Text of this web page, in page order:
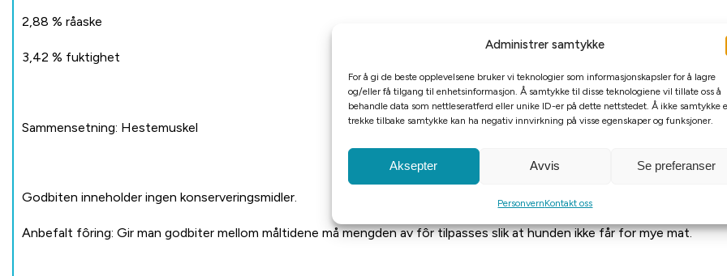
Administrer samtykke
For å gi de beste opplevelsene bruker vi teknologier som informasjonskapsler for å lagre
og/eller få tilgang til enhetsinformasjon. Å samtykke til disse teknologiene vil tillate oss å
behandle data som nettleseratferd eller unike ID-er på dette nettstedet. Å ikke samtykke
trekke tilbake samtykke kan ha negativ innvirkning på visse egenskaper og funksjoner.
Aksepter Avvis Se preferanser
PersonvernKontakt oss
2,88 % råaske
3,42 % fuktighet
Sammensetning: Hestemuskel
Godbiten inneholder ingen konserveringsmidler.
Anbefalt fôring: Gir man godbiter mellom måltidene må mengden av fôr tilpasses slik at hunden ikke får for mye mat.